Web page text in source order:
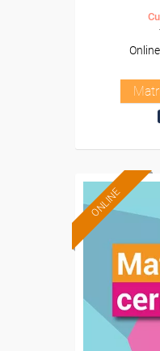
ONLINE